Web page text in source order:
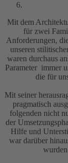
Mit dem
für zwei
Anforderungen,
unseren
waren durchaus
Parameter immer
die für
Mit seiner
pragmatisch
folgenden nicht
der
Hilfe und
war darüber